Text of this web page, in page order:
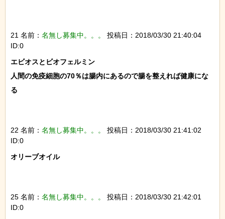
21 名前： 名無し募集中。。。
投稿日：2018/03/30 21:40:04
ID:0
エビオスとビオフェルミン
人間の免疫細胞の70％は腸内にあるので腸を整えれば健康にな
る
22 名前： 名無し募集中。。。
投稿日：2018/03/30 21:41:02
ID:0
オリーブオイル
25 名前： 名無し募集中。。。
投稿日：2018/03/30 21:42:01
ID:0